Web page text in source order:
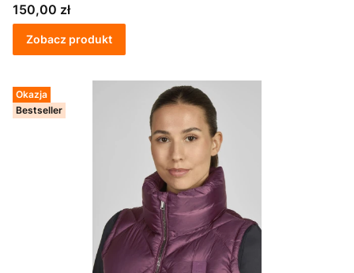
Cena
150,00 zł
Zobacz produkt
Okazja
Bestseller